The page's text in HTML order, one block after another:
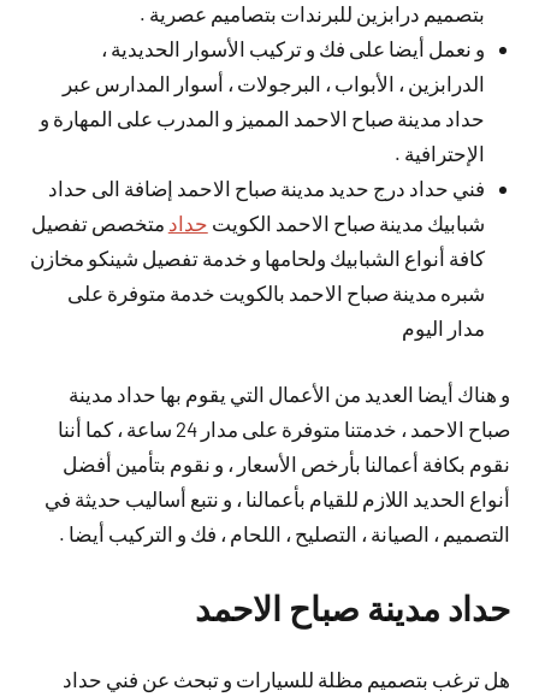
بتصميم درابزين للبرندات بتصاميم عصرية .
و نعمل أيضا على فك و تركيب الأسوار الحديدية ،
الدرابزين ، الأبواب ، البرجولات ، أسوار المدارس عبر
حداد مدينة صباح الاحمد المميز و المدرب على المهارة و
الإحترافية .
فني حداد درج حديد مدينة صباح الاحمد إضافة الى حداد
شبابيك مدينة صباح الاحمد الكويت حداد متخصص تفصيل
كافة أنواع الشبابيك ولحامها و خدمة تفصيل شينكو مخازن
شبره مدينة صباح الاحمد بالكويت خدمة متوفرة على
مدار اليوم
و هناك أيضا العديد من الأعمال التي يقوم بها حداد مدينة
صباح الاحمد ، خدمتنا متوفرة على مدار 24 ساعة ، كما أننا
نقوم بكافة أعمالنا بأرخص الأسعار ، و نقوم بتأمين أفضل
أنواع الحديد اللازم للقيام بأعمالنا ، و نتبع أساليب حديثة في
التصميم ، الصيانة ، التصليح ، اللحام ، فك و التركيب أيضا .
حداد مدينة صباح الاحمد
هل ترغب بتصميم مظلة للسيارات و تبحث عن فني حداد